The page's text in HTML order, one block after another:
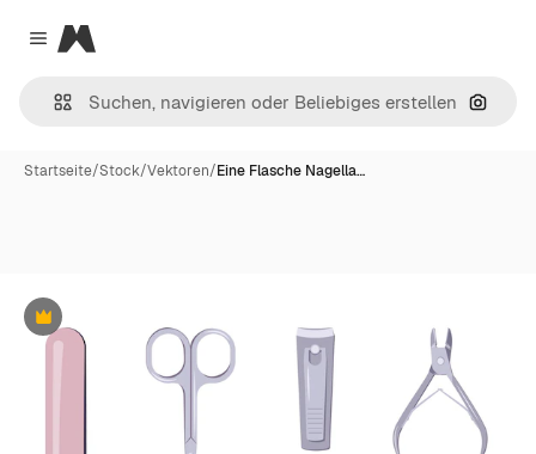
Close menu
Magnific
Nach
Startseite/Stock/Vektoren/Eine Flasche Nagella…
Premium